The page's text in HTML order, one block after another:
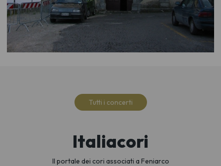
Tutti i concerti
Italiacori
Il portale dei cori associati a Feniarco